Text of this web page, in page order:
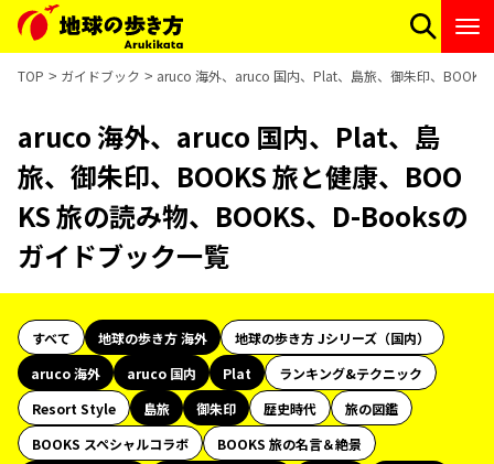
TOP ガイドブック aruco 海外、aruco 国内、Plat、島旅、御朱印、
aruco 海外、aruco 国内、Plat、島
旅、御朱印、BOOKS 旅と健康、BOO
KS 旅の読み物、BOOKS、D-Booksの
ガイドブック一覧
すべて 地球の歩き方 海外
地球の歩き方 Jシリーズ（国内）
aruco 海外
aruco 国内 Plat
ランキング&テクニック
Resort Style
島旅 御朱印 歴史時代
旅の図鑑
BOOKS スペシャルコラボ
BOOKS 旅の名言＆絶景